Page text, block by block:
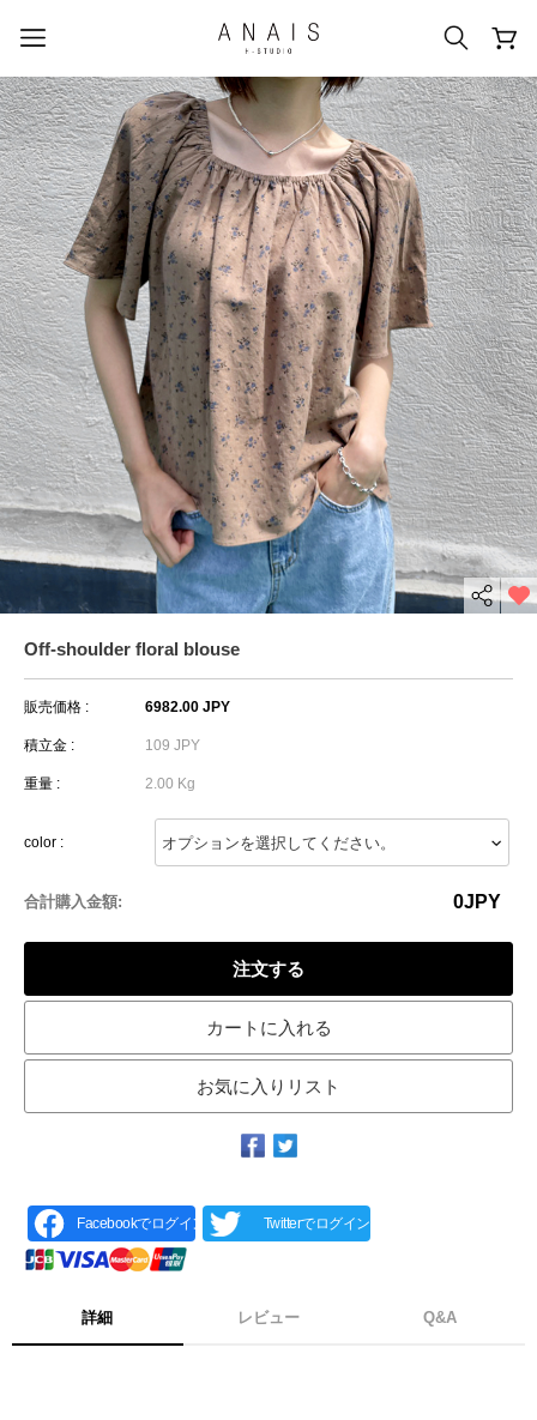
人気のクエリ
#신상5%할인 #아나이스 제작
#MD추천 #당일발송 #BEST OF BEST
Off-shoulder floral blouse
販売価格 : 6982.00 JPY
積立金 : 109 JPY
重量 : 2.00 Kg
color :
合計購入金額: 0JPY
注文する
カートに入れる
お気に入りリスト
Facebookでログイン Twitterでログイン
詳細 レビュー Q&A